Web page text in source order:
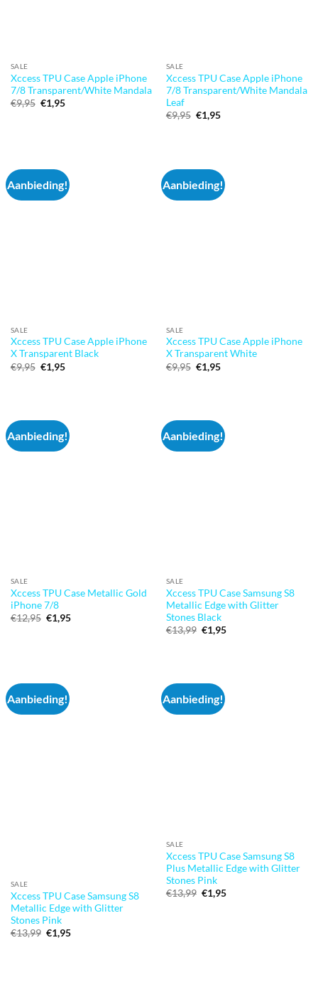
SALE
Xccess TPU Case Apple iPhone
7/8 Transparent/White Mandala
€9,95 Oorspronkelijke
prijs
€1,95Huidige
SALE
Xccess TPU Case Apple iPhone
7/8 Transparent/White Mandala
Leaf
€9,95 Oorspronkelijke
prijs
€1,95Huidige
Aanbieding!
SALE
Xccess TPU Case Apple iPhone
X Transparent Black
€9,95 Oorspronkelijke
prijs
€1,95Huidige
Aanbieding!
SALE
Xccess TPU Case Apple iPhone
X Transparent White
€9,95 Oorspronkelijke
prijs
€1,95Huidige
Aanbieding!
SALE
Xccess TPU Case Metallic Gold
iPhone 7/8
€12,95 Oorspronkelijke
prijs
€1,95Huidige
Aanbieding!
SALE
Xccess TPU Case Samsung S8
Metallic Edge with Glitter
Stones Black
€13,99 Oorspronkelijke
prijs
€1,95Huidige
Aanbieding!
SALE
Xccess TPU Case Samsung S8
Metallic Edge with Glitter
Stones Pink
€13,99 Oorspronkelijke
prijs
€1,95Huidige
Aanbieding!
SALE
Xccess TPU Case Samsung S8
Plus Metallic Edge with Glitter
Stones Pink
€13,99 Oorspronkelijke
prijs
€1,95Huidige